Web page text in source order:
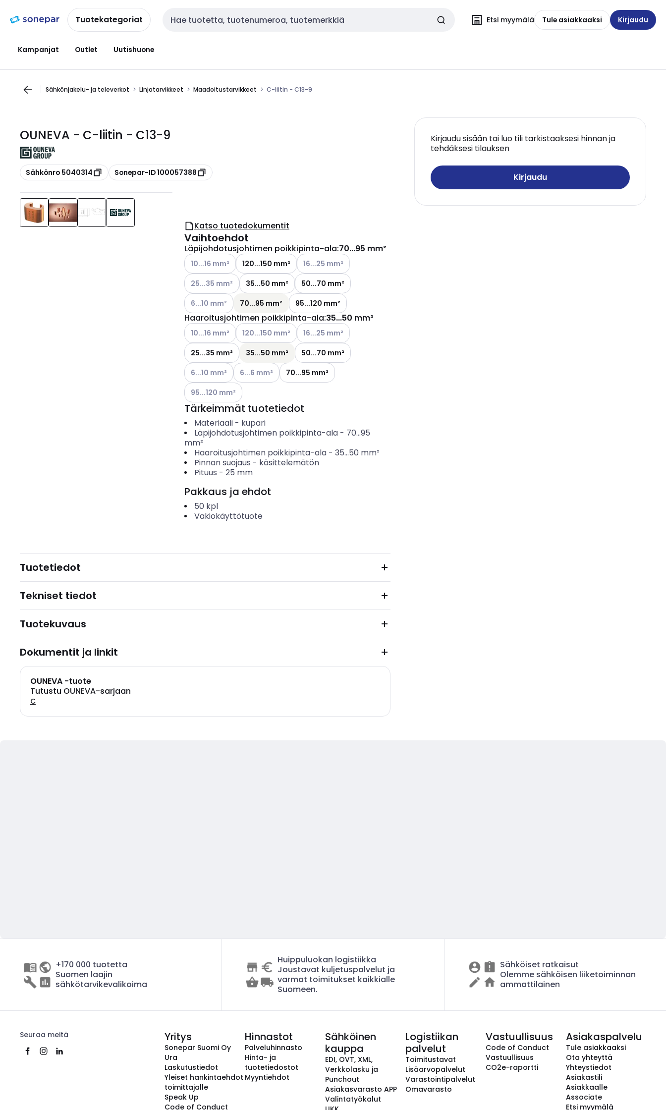
navigointiinsisältöönTuotekategoriat Haku Etsi myymälä Tule asiakkaaksi Kirjaudu
Kampanjat Outlet Uutishuone
Sähkönjakelu- ja televerkot Linjatarvikkeet Maadoitustarvikkeet C-liitin - C13-9
OUNEVA - C-liitin - C13-9
Kopioi
Sähkönro 5040314 Kopioi
Sonepar-ID 100057388
Kirjaudu sisään tai luo tili tarkistaaksesi hinnan ja
tehdäksesi tilauksen
Kirjaudu
Katso tuotedokumentit
Vaihtoehdot
Läpijohdotusjohtimen poikkipinta-ala:70...95 mm²
Katso käytettävissä olevat vaihtoehdot
10...16 mm² 120...150 mm² Katso käytettävissä olevat vaihtoehdot
16...25 mm²
Katso käytettävissä olevat vaihtoehdot
25...35 mm² 35...50 mm²
50...70 mm²
Katso käytettävissä olevat vaihtoehdot
6...10 mm² 70...95 mm² 95...120 mm²
Haaroitusjohtimen poikkipinta-ala:35...50 mm²
Katso käytettävissä olevat vaihtoehdot
10...16 mm² Katso käytettävissä olevat vaihtoehdot
120...150 mm² Katso käytettävissä olevat vaihtoehdot
16...25 mm²
25...35 mm²
35...50 mm²
50...70 mm²
Katso käytettävissä olevat vaihtoehdot
6...10 mm² Katso käytettävissä olevat vaihtoehdot
6...6 mm²
70...95 mm²
Katso käytettävissä olevat vaihtoehdot
95...120 mm²
Tärkeimmät tuotetiedot
Materiaali- kupari
Läpijohdotusjohtimen poikkipinta-ala- 70...95
mm²
Haaroitusjohtimen poikkipinta-ala- 35...50 mm²
Pinnan suojaus - käsittelemätön
Pituus - 25 mm
Pakkaus ja ehdot
50 kpl
Vakiokäyttötuote
Tuotetiedot
Tekniset tiedot
Tuotekuvaus
Dokumentit ja linkit
OUNEVA -tuote
Tutustu OUNEVA-sarjaan
C
+170 000 tuotetta
Suomen laajin
sähkötarvikevalikoima
Huippuluokan logistiikka
Joustavat kuljetuspalvelut ja
varmat toimitukset kaikkialle
Suomeen.
Sähköiset ratkaisut
Olemme sähköisen liiketoiminnan
ammattilainen
Seuraa meitä Yritys
Sonepar Suomi Oy
Ura
Laskutustiedot
Yleiset hankintaehdot
toimittajalle
Speak Up
Code of Conduct
Hinnastot
Palveluhinnasto
Hinta- ja
tuotetiedostot
Myyntiehdot
Sähköinen
kauppa
EDI, OVT, XML,
Verkkolasku ja
Punchout
Asiakasvarasto APP
Valintatyökalut
Logistiikan
palvelut
Toimitustavat
Lisäarvopalvelut
Varastointipalvelut
Omavarasto
Vastuullisuus
Code of Conduct
Vastuullisuus
CO2e-raportti
Asiakaspalvelu
Tule asiakkaaksi
Ota yhteyttä
Yhteystiedot
Asiakastili
Asiakkaalle
Associate
Etsi myymälä